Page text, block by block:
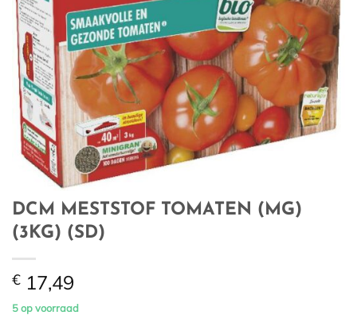
DCM MESTSTOF TOMATEN (MG)
(3KG) (SD)
€ 17,49
5 op voorraad